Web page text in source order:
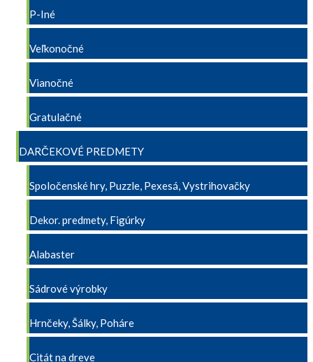
P-Iné
Veľkonočné
Vianočné
Gratulačné
DARČEKOVÉ PREDMETY
Spoločenské hry, Puzzle, Pexesá, Vystrihovačky
Dekor. predmety, Figúrky
Alabaster
Sádrové výrobky
Hrnčeky, Šálky, Poháre
Citát na dreve